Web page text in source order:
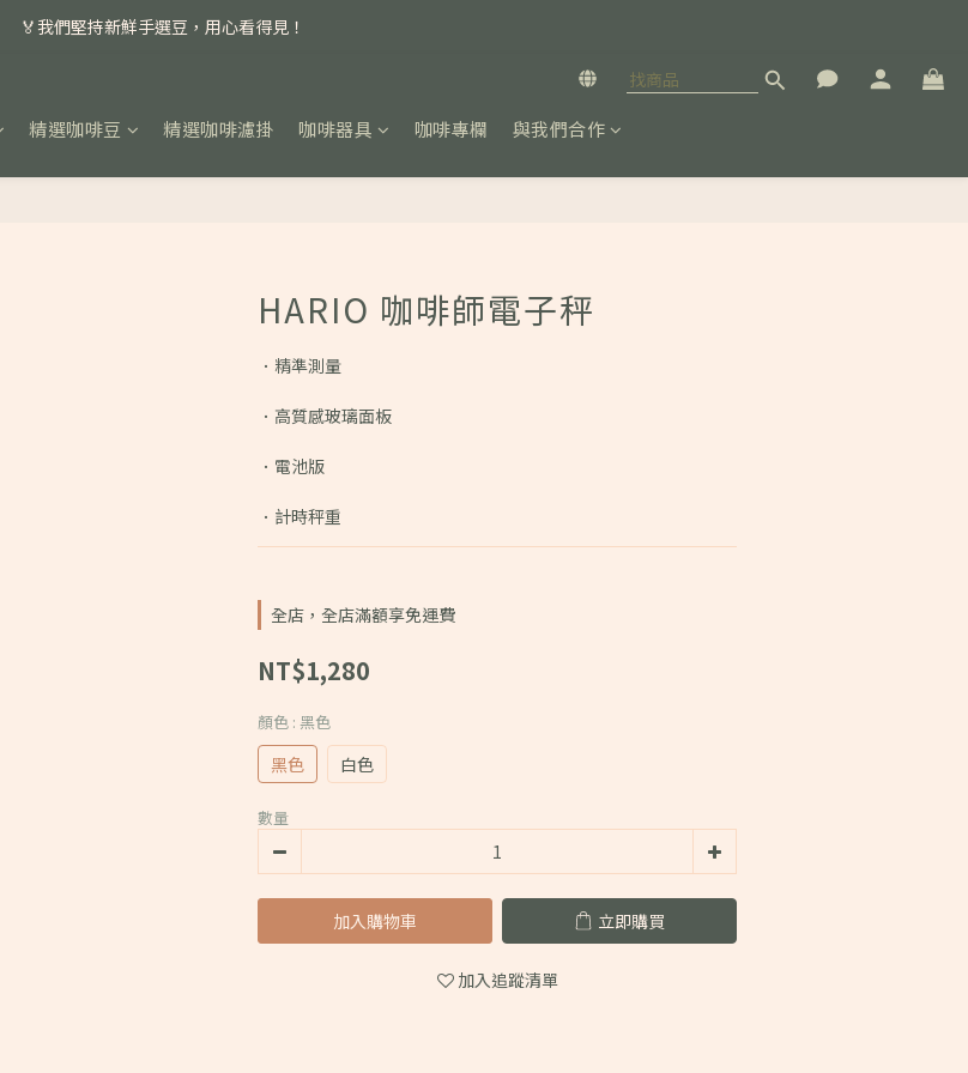
📣 本月主打特殊處理咖啡豆，任選超優惠！
🏅我們堅持新鮮手選豆，用心看得見！
📣 本月主打特殊處理咖啡豆，任選超優惠！
精選咖啡豆 精選咖啡濾掛 咖啡器具 咖啡專欄 與我們合作
HARIO 咖啡師電子秤
．精準測量
．高質感玻璃面板
．電池版
．計時秤重
全店，全店滿額享免運費
NT$1,280
顏色 : 黑色
黑色 白色
數量
加入購物車 立即購買
加入追蹤清單